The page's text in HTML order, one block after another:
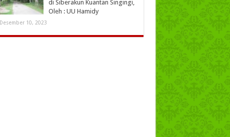
di Siberakun Kuantan Singingi,
Oleh : UU Hamidy
Desember 10, 2023